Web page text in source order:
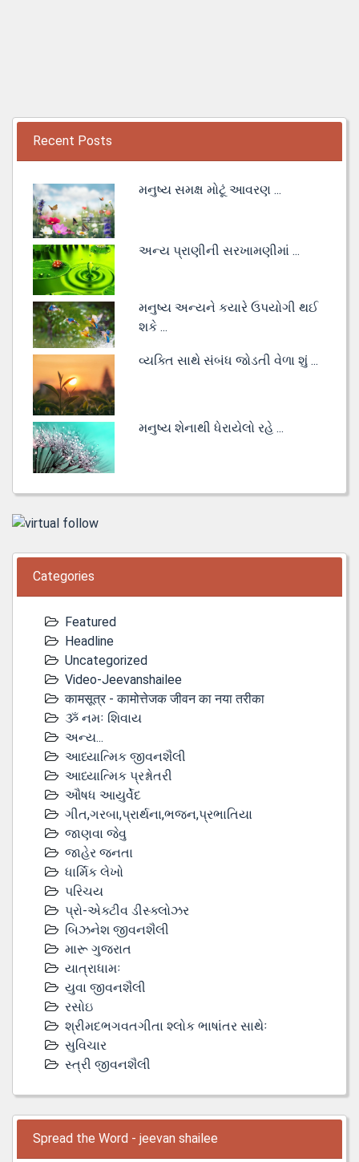
Recent Posts
મનુષ્ય સમક્ષ મોટૂં આવરણ ...
અન્ય પ્રાણીની સરખામણીમાં ...
મનુષ્ય અન્યને કયારે ઉપયોગી થઈ
શકે ...
વ્યક્તિ સાથે સંબંધ જોડતી વેળા શું ...
મનુષ્ય શેનાથી ધેરાયેલો રહે ...
Categories
Featured
Headline
Uncategorized
Video-Jeevanshailee
कामसूत्र - कामोत्तेजक जीवन का नया तरीका
ૐ નમઃ શિવાય
અન્ય...
આધ્યાત્મિક જીવનશૈલી
આધ્યાત્મિક પ્રશ્નોતરી
ઔષધ આયુર્વેદ
ગીત,ગરબા,પ્રાર્થના,ભજન,પ્રભાતિયા
જાણવા જેવુ
જાહેર જનતા
ધાર્મિક લેખો
પરિચય
પ્રો-એક્ટીવ ડીસ્‍ક્લોઝર
બિઝનેશ જીવનશૈલી
મારૂ ગુજરાત
યાત્રાધામઃ
યુવા જીવનશૈલી
રસોઇ
શ્રીમદભગવતગીતા શ્લોક ભાષાંતર સાથેઃ
સુવિચાર
સ્ત્રી જીવનશૈલી
Spread the Word - jeevan shailee